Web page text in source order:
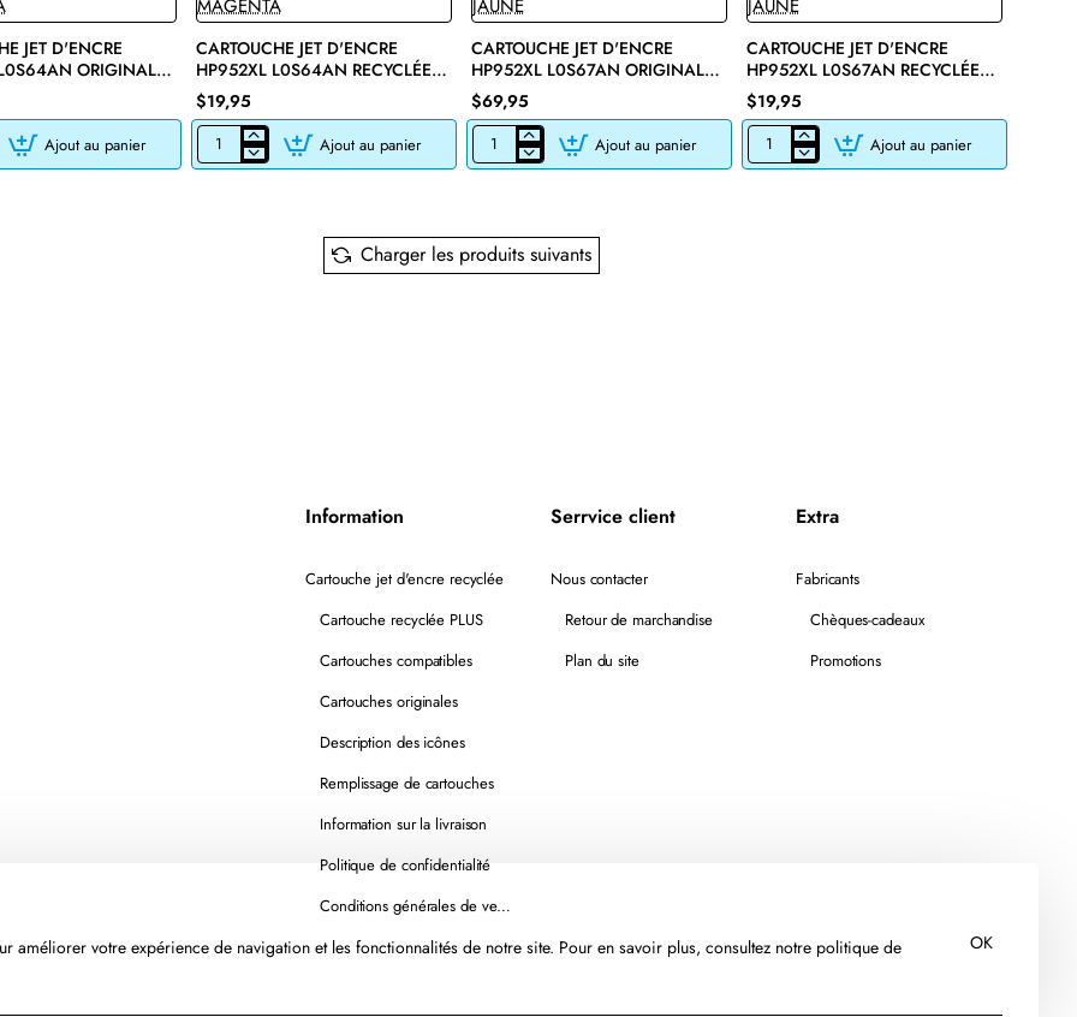
améliorer votre expérience de navigation et les fonctionnalités de notre site. Pour en savoir plus, consultez notre politique de
OK
JET D'ENCRE
ORIGINALE
Ajout au panier
CARTOUCHE JET D'ENCRE
HP952XL L0S64AN RECYCLÉE
MAGENTA
$19,95
CARTOUCHE
JET
Ajout au panier
CARTOUCHE JET D'ENCRE
HP952XL L0S67AN ORIGINALE
JAUNE
$69,95
CARTOUCHE
JET
ORIGINALE
JAUNE
Ajout au panier
CARTOUCHE JET D'ENCRE
HP952XL L0S67AN RECYCLÉE
JAUNE
$19,95
CARTOUCHE
JET
Ajout au panier
Charger les produits suivants
Information
Cartouche jet d'encre recyclée
Cartouche recyclée PLUS
Cartouches compatibles
Cartouches originales
Description des icônes
Remplissage de cartouches
Information sur la livraison
Politique de confidentialité
Conditions générales de vente
Serrvice client
Nous contacter
Retour de marchandise
Plan du site
Extra
Fabricants
Chèques-cadeaux
Promotions